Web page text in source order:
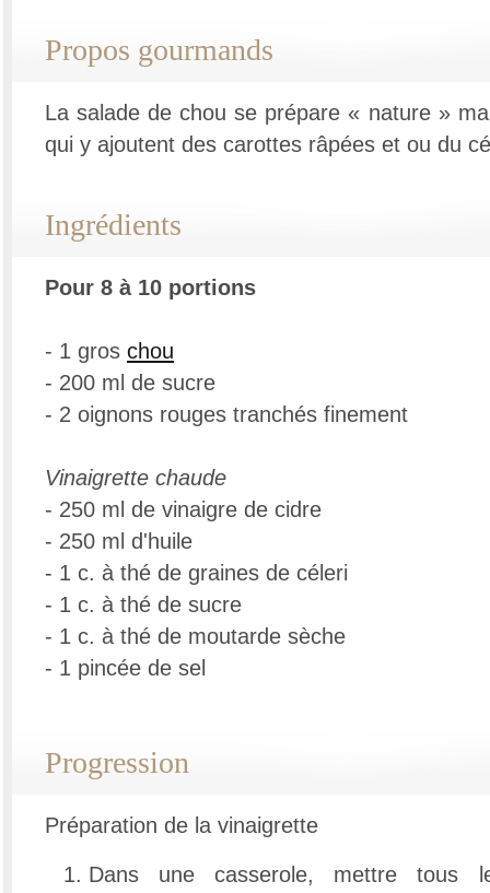
Propos gourmands
La salade de chou se prépare « nature »
qui y ajoutent des carottes râpées et ou du
Ingrédients
Pour 8 à 10 portions
- 1 gros chou
- 200 ml de sucre
- 2 oignons rouges tranchés finement
Vinaigrette chaude
- 250 ml de vinaigre de cidre
- 250 ml d'huile
- 1 c. à thé de graines de céleri
- 1 c. à thé de sucre
- 1 c. à thé de moutarde sèche
- 1 pincée de sel
Progression
Préparation de la vinaigrette
Dans une casserole, mettre tous